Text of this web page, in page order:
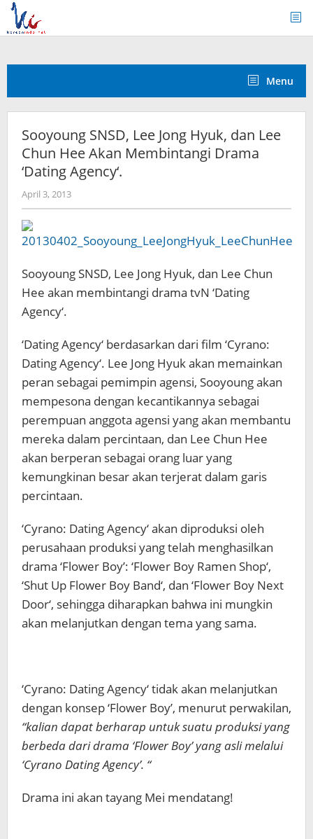
Skip
content
Menu
Sooyoung SNSD, Lee Jong Hyuk, dan Lee
Chun Hee Akan Membintangi Drama
‘Dating Agency‘.
April 3, 2013by
Koreanindo
Sooyoung SNSD, Lee Jong Hyuk, dan Lee Chun
Hee akan membintangi drama tvN ‘Dating
Agency‘.
‘Dating Agency‘ berdasarkan dari film ‘Cyrano:
Dating Agency‘. Lee Jong Hyuk akan memainkan
peran sebagai pemimpin agensi, Sooyoung akan
mempesona dengan kecantikannya sebagai
perempuan anggota agensi yang akan membantu
mereka dalam percintaan, dan Lee Chun Hee
akan berperan sebagai orang luar yang
kemungkinan besar akan terjerat dalam garis
percintaan.
‘Cyrano: Dating Agency‘ akan diproduksi oleh
perusahaan produksi yang telah menghasilkan
drama ‘Flower Boy’: ‘Flower Boy Ramen Shop‘,
‘Shut Up Flower Boy Band‘, dan ‘Flower Boy Next
Door‘, sehingga diharapkan bahwa ini mungkin
akan melanjutkan dengan tema yang sama.
‘Cyrano: Dating Agency‘ tidak akan melanjutkan
dengan konsep ‘Flower Boy’, menurut perwakilan,
“kalian dapat berharap untuk suatu produksi yang
berbeda dari drama ‘Flower Boy’ yang asli melalui
‘Cyrano Dating Agency’. “
Drama ini akan tayang Mei mendatang!